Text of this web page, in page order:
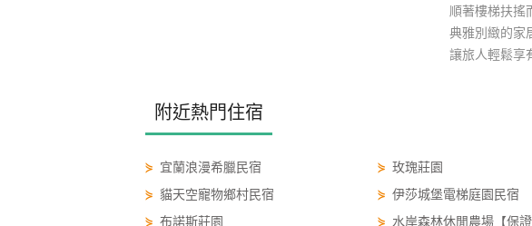
順著樓梯扶搖
典雅別緻的家
讓旅人輕鬆享
附近熱門住宿
⋟ 宜蘭浪漫希臘民宿 ⋟ 玫瑰莊園
⋟ 貓天空寵物鄉村民宿 ⋟ 伊莎城堡電梯庭園民宿
⋟ 布諾斯莊園 ⋟ 水岸森林休閒農場【保